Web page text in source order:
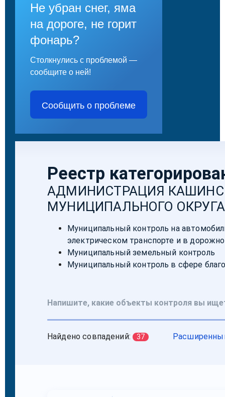
Не убран снег, яма
на дороге, не горит
фонарь?
Столкнулись с проблемой —
сообщите о ней!
Сообщить о проблеме